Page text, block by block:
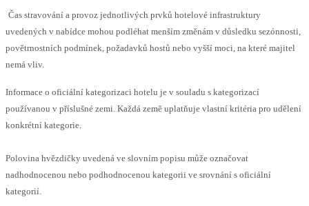
Čas stravování a provoz jednotlivých prvků hotelové infrastruktury
uvedených v nabídce mohou podléhat menším změnám v důsledku sezónnosti,
povětrnostních podmínek, požadavků hostů nebo vyšší moci, na které majitel
nemá vliv.
Informace o oficiální kategorizaci hotelu je v souladu s kategorizací
používanou v příslušné zemi. Každá země uplatňuje vlastní kritéria pro udělení
konkrétní kategorie.
Polovina hvězdičky uvedená ve slovním popisu může označovat
nadhodnocenou nebo podhodnocenou kategorii ve srovnání s oficiální
kategorií.